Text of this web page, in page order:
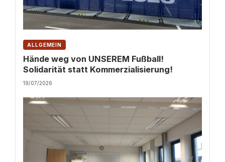
ALLGEMEIN
Hände weg von UNSEREM Fußball!
Solidarität statt Kommerzialisierung!
19/07/2026